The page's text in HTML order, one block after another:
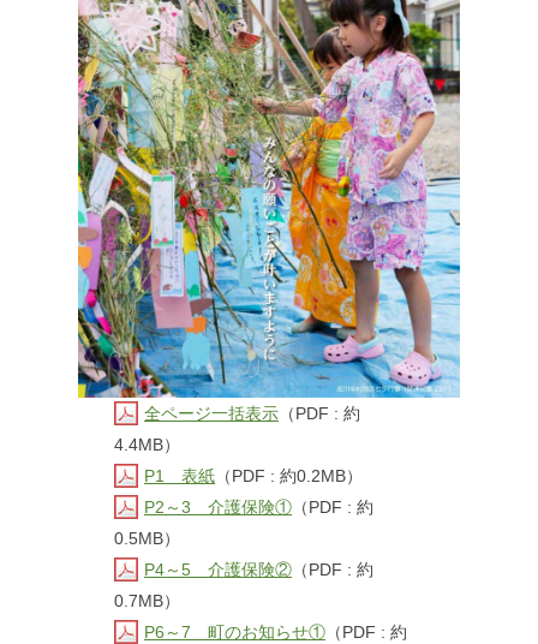
全ページ一括表示 （PDF : 約
4.4MB）
P1 表紙 （PDF : 約0.2MB）
P2～3 介護保険① （PDF : 約
0.5MB）
P4～5 介護保険② （PDF : 約
0.7MB）
P6～7 町のお知らせ① （PDF : 約